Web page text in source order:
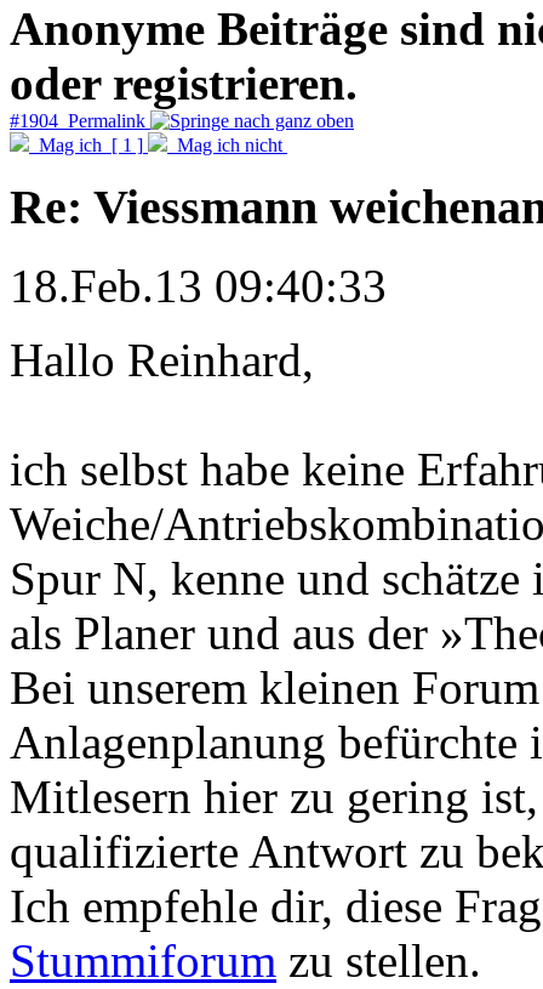
Anonyme Beiträge sind
oder registrieren.
#1904 Permalink
Mag ich [ 1 ] Mag ich nicht
Re: Viessmann
18.Feb.13 09:40:33
Hallo Reinhard,
ich selbst habe keine
Weiche/
Spur N, kenne und
als Planer und aus der
Bei unserem kleinen
Anlagenplanung befürchte
Mitlesern hier zu gering
qualifizierte Antwort zu
Ich empfehle dir, diese
Stummiforum zu stellen.